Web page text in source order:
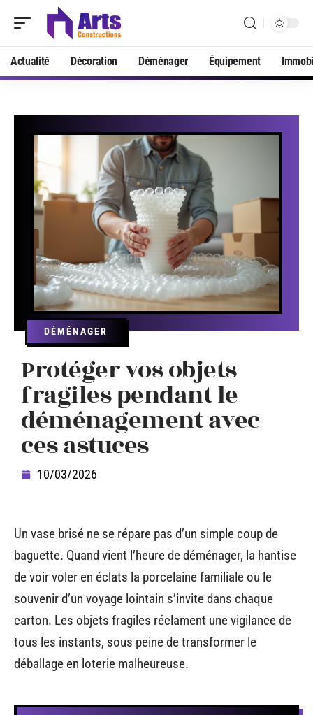
Actualité Décoration Déménager Équipement
DÉMÉNAGER
Protéger vos objets
fragiles pendant le
déménagement avec
ces astuces
10/03/2026
Un vase brisé ne se répare pas d’un simple coup de
baguette. Quand vient l’heure de déménager, la hantise
de voir voler en éclats la porcelaine familiale ou le
souvenir d’un voyage lointain s’invite dans chaque
carton. Les objets fragiles réclament une vigilance de
tous les instants, sous peine de transformer le
déballage en loterie malheureuse.